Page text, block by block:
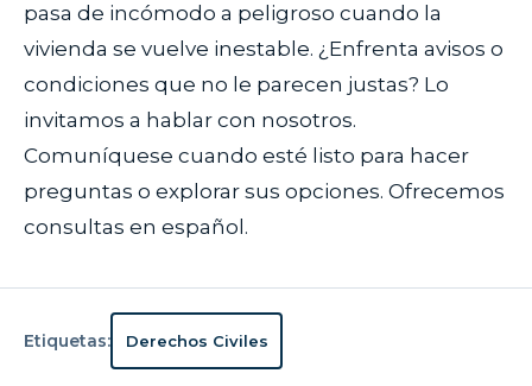
pasa de incómodo a peligroso cuando la
vivienda se vuelve inestable. ¿Enfrenta avisos o
condiciones que no le parecen justas? Lo
invitamos a hablar con nosotros.
Comuníquese cuando esté listo para hacer
preguntas o explorar sus opciones. Ofrecemos
consultas en español.
Etiquetas: Derechos Civiles